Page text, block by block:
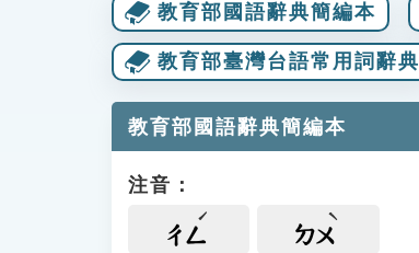
教育部國語辭典簡編本
教育部臺灣台語常用詞辭典
教育部國語辭典簡編本
注音：
ㄔㄥ ㄉㄨ